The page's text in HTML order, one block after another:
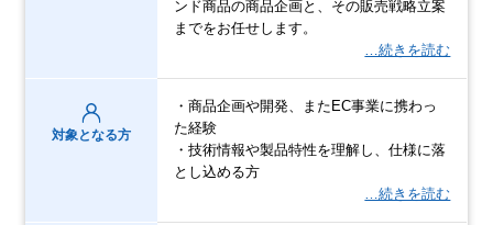
ンド商品の商品企画と、その販売戦略立案
までをお任せします。
…続きを読む
対象となる方
・商品企画や開発、またEC事業に携わっ
た経験
・技術情報や製品特性を理解し、仕様に落
とし込める方
…続きを読む